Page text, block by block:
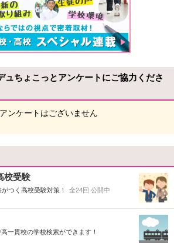
ュちょこっとアンケートにご協力くださ
ンケートはございません
校受験
つく高校受験対策！ 全24回 公開中
一貫校の学校検索ができます！